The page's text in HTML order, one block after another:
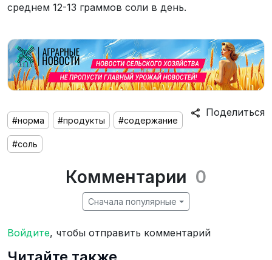
среднем 12-13 граммов соли в день.
Поделиться
#норма #продукты #содержание
#соль
Комментарии 0
Сначала популярные
Войдите, чтобы отправить комментарий